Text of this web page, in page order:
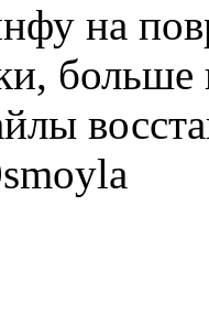
на
больше
smoyla